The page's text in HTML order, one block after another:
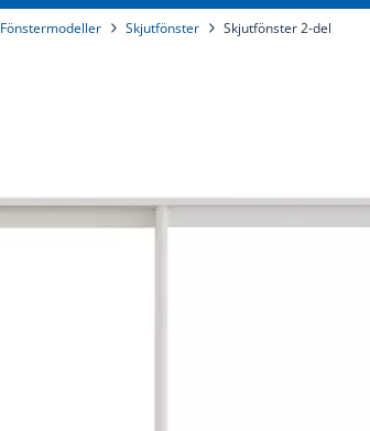
Fönstermodeller Skjutfönster Skjutfönster 2-del